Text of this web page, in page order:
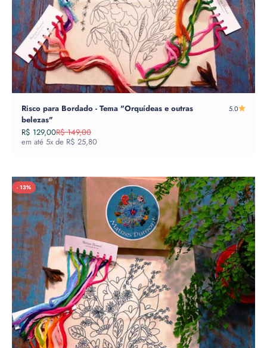
Risco para Bordado - Tema "Orquídeas e outras
belezas"
5.0
Preço promocional
R$ 129,00Preço normal
R$ 149,00
em até 5x de R$ 25,80
- 13%